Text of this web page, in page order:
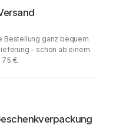
Bestellung ganz bequem
– schon ab einem
€.